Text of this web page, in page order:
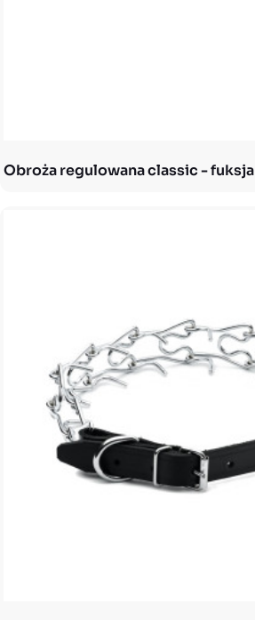
Obroża regulowana classic - fuksja